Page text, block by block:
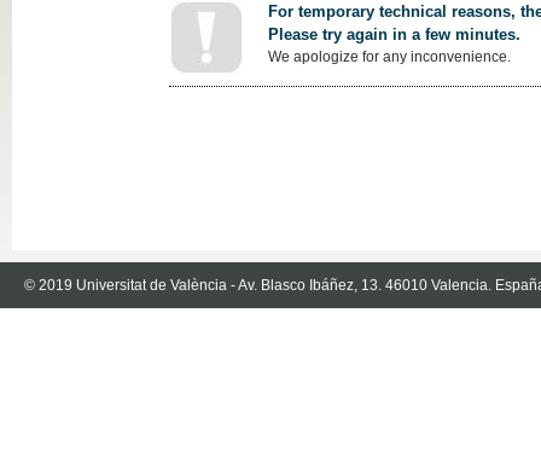
For temporary technical reasons,
Please try again in a few minutes.
We apologize for any inconvenience.
© 2019 Universitat de València - Av. Blasco Ibáñez, 13. 46010 Valencia.